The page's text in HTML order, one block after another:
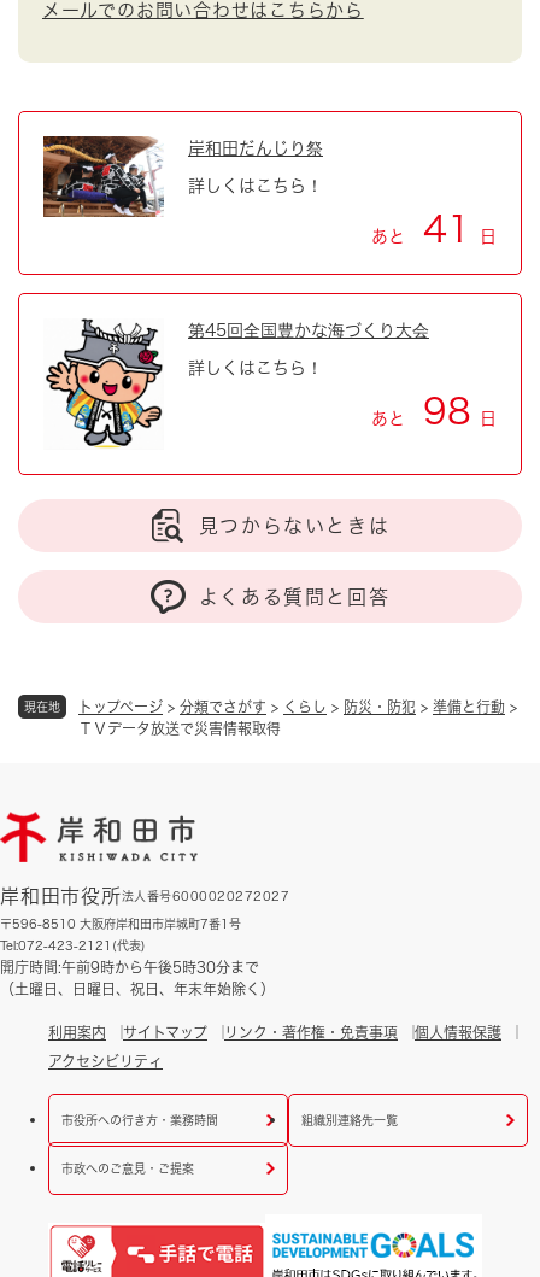
現在地 トップページ > 分類でさがす > くらし > 防災・防犯 > 準備と行動 >
ＴＶデータ放送で災害情報取得
メールでのお問い合わせはこちらから
岸和田だんじり祭
詳しくはこちら！
あと 41 日
第45回全国豊かな海づくり大会
詳しくはこちら！
あと 98 日
見つからないときは
よくある質問と回答
岸和田市役所法人番号6000020272027
〒596-8510 大阪府岸和田市岸城町7番1号
Tel:072-423-2121(代表)
開庁時間:午前9時から午後5時30分まで
（土曜日、日曜日、祝日、年末年始除く）
利用案内 サイトマップ リンク・著作権・免責事項
個人情報保護
アクセシビリティ
市役所への行き方・業務時間 組織別連絡先一覧
市政へのご意見・ご提案